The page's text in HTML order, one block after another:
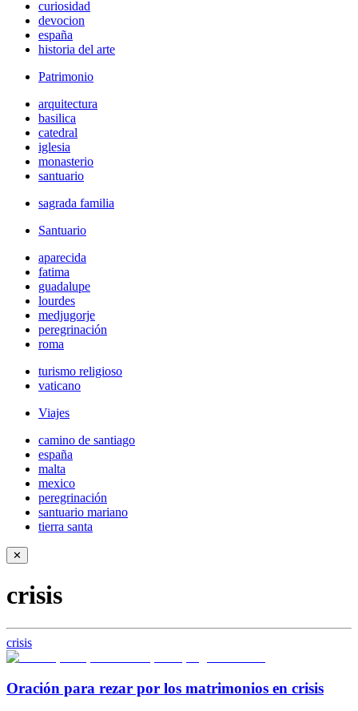
curiosidad
devocion
españa
historia del arte
Patrimonio
arquitectura
basilica
catedral
iglesia
monasterio
santuario
sagrada familia
Santuario
aparecida
fatima
guadalupe
lourdes
medjugorje
peregrinación
roma
turismo religioso
vaticano
Viajes
camino de santiago
españa
malta
mexico
peregrinación
santuario mariano
tierra santa
✕
crisis
crisis
Oración para rezar por los matrimonios en crisis